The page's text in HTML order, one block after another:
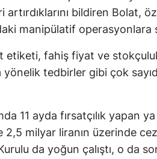
artırdıklarını bildiren Bolat,
manipülatif
etiketi, fahiş fiyat ve
tedbirler gibi çok
11 ayda fırsatçılık yapan
2,5 milyar liranın üzerinde
da yoğun çalıştı, o da